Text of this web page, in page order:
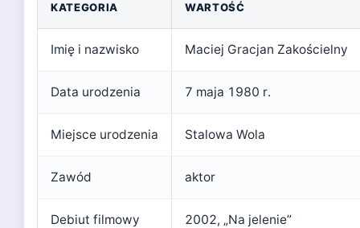
KATEGORIA WARTOŚĆ
Imię i nazwisko Maciej Gracjan Zakościelny
Data urodzenia 7 maja 1980 r.
Miejsce urodzenia Stalowa Wola
Zawód aktor
Debiut filmowy 2002, „Na jelenie”